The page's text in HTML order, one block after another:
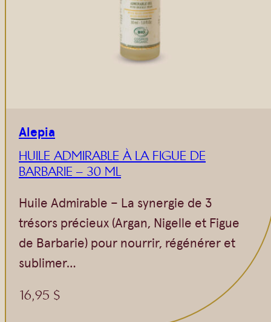
Savon Noir
Savons sur corde
Crèmes visages
Eaux florales
Exfoliants
Huiles à massage
Alepia
HUILE ADMIRABLE À LA FIGUE DE
BARBARIE – 30 ML
Huile Admirable – La synergie de 3
trésors précieux (Argan, Nigelle et Figue
de Barbarie) pour nourrir, régénérer et
sublimer…
16,95 $